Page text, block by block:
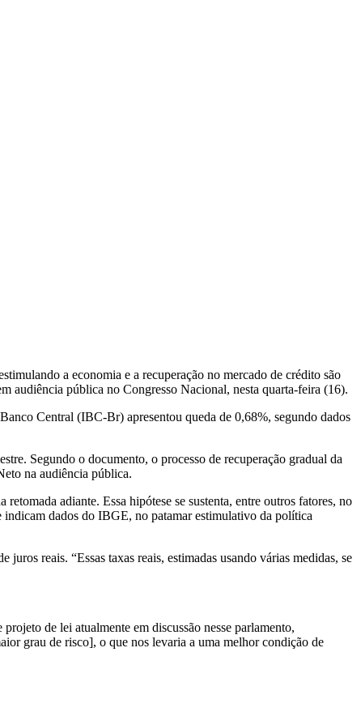
a economia e a recuperação no mercado de crédito são
audiência pública no Congresso Nacional, nesta quarta-feira (16).
Central (IBC-Br) apresentou queda de 0,68%, segundo dados
Segundo o documento, o processo de recuperação gradual da
na audiência pública.
adiante. Essa hipótese se sustenta, entre outros fatores, no
dados do IBGE, no patamar estimulativo da política
reais. “Essas taxas reais, estimadas usando várias medidas, se
de lei atualmente em discussão nesse parlamento,
grau de risco], o que nos levaria a uma melhor condição de